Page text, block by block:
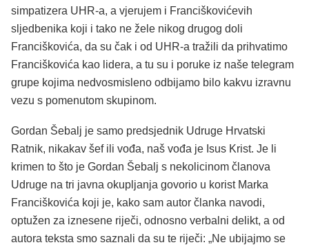
simpatizera UHR-a, a vjerujem i Franciškovićevih
sljedbenika koji i tako ne žele nikog drugog doli
Franciškovića, da su čak i od UHR-a tražili da prihvatimo
Franciškovića kao lidera, a tu su i poruke iz naše telegram
grupe kojima nedvosmisleno odbijamo bilo kakvu izravnu
vezu s pomenutom skupinom.
Gordan Šebalj je samo predsjednik Udruge Hrvatski
Ratnik, nikakav šef ili vođa, naš vođa je Isus Krist. Je li
krimen to što je Gordan Šebalj s nekolicinom članova
Udruge na tri javna okupljanja govorio u korist Marka
Franciškovića koji je, kako sam autor članka navodi,
optužen za iznesene riječi, odnosno verbalni delikt, a od
autora teksta smo saznali da su te riječi: „Ne ubijajmo se